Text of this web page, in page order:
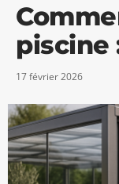
piscine
17 février 2026